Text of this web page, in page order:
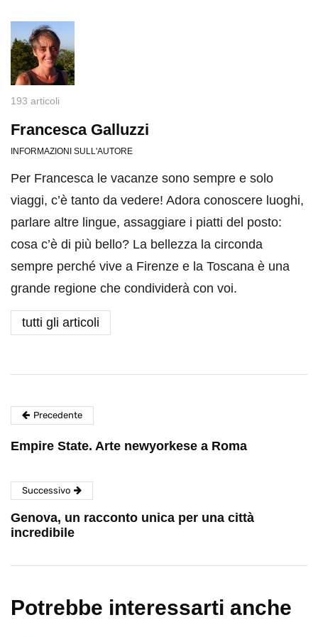
193 articoli
Francesca Galluzzi
INFORMAZIONI SULL'AUTORE
Per Francesca le vacanze sono sempre e solo
viaggi, c’è tanto da vedere! Adora conoscere luoghi,
parlare altre lingue, assaggiare i piatti del posto:
cosa c’è di più bello? La bellezza la circonda
sempre perché vive a Firenze e la Toscana è una
grande regione che condividerà con voi.
tutti gli articoli
Precedente
Empire State. Arte newyorkese a Roma
Successivo
Genova, un racconto unica per una città
incredibile
Potrebbe interessarti anche